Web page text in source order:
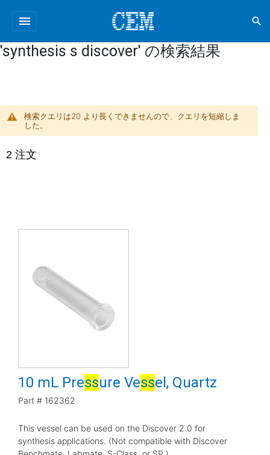
menu search
'synthesis s discover' の検索結果
検索クエリは20 より長くできませんので、クエリを短縮しま
した。
2 注文
10 mL Pressure Vessel, Quartz
Part # 162362
This vessel can be used on the Discover 2.0 for
synthesis applications. (Not compatible with Discover